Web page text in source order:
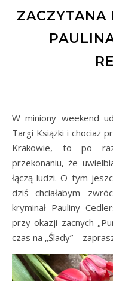
ZACZYTANA
W miniony weekend udało mi się odwiedzić Poznańskie
Targi Książki i chociaż
Krakowie, to po
przekonaniu, że
łączą ludzi. O tym
dziś chciałabym
kryminał Pauliny
przy okazji zacnych
czas na „Ślady” –